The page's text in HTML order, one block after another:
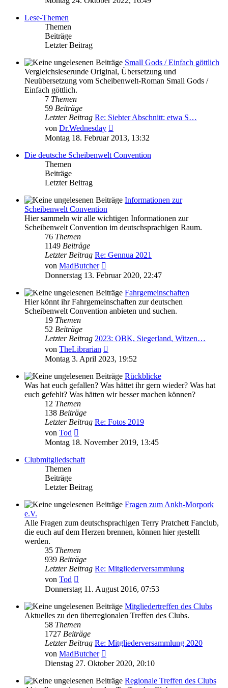
Lese-Themen
Themen
Beiträge
Letzter Beitrag
Small Gods / Einfach göttlich
Vergleichsleserunde Original, Übersetzung und
Neuübersetzung vom Scheibenwelt-Roman Small Gods /
Einfach göttlich.
7 Themen
59 Beiträge
Letzter Beitrag Re: Siebter Abschnitt: etwa S…
von Dr.Wednesday
Beitrag
Montag 18. Februar 2013, 13:32
Die deutsche Scheibenwelt Convention
Themen
Beiträge
Letzter Beitrag
Informationen zur
Scheibenwelt Convention
Hier sammeln wir alle wichtigen Informationen zur
Scheibenwelt Convention im deutschsprachigen Raum.
76 Themen
1149 Beiträge
Letzter Beitrag Re: Gennua 2021
von MadButcher
Beitrag
Donnerstag 13. Februar 2020, 22:47
Fahrgemeinschaften
Hier könnt ihr Fahrgemeinschaften zur deutschen
Scheibenwelt Convention anbieten und suchen.
19 Themen
52 Beiträge
Letzter Beitrag 2023: OBK, Siegerland, Witzen…
von TheLibrarian
Beitrag
Montag 3. April 2023, 19:52
Rückblicke
Was hat euch gefallen? Was hättet ihr gern wieder? Was hat
euch gefehlt? Was hätten wir besser machen können?
12 Themen
138 Beiträge
Letzter Beitrag Re: Fotos 2019
von Tod
Beitrag
Montag 18. November 2019, 13:45
Clubmitgliedschaft
Themen
Beiträge
Letzter Beitrag
Fragen zum Ankh-Morpork
e.V.
Alle Fragen zum deutschsprachigen Terry Pratchett Fanclub,
die euch auf dem Herzen brennen, können hier gestellt
werden.
35 Themen
939 Beiträge
Letzter Beitrag Re: Mitgliederversammlung
von Tod
Beitrag
Donnerstag 11. August 2016, 07:53
Mitgliedertreffen des Clubs
Aktuelles zu den überregionalen Treffen des Clubs.
58 Themen
1727 Beiträge
Letzter Beitrag Re: Mitgliederversammlung 2020
von MadButcher
Beitrag
Dienstag 27. Oktober 2020, 20:10
Regionale Treffen des Clubs